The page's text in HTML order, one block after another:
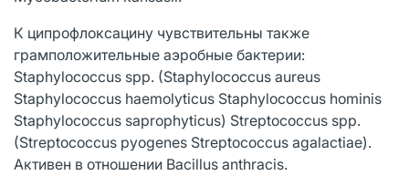
К ципрофлоксацину чувствительны также
грамположительные аэробные бактерии:
Staphylococcus spp. (Staphylococcus aureus
Staphylococcus haemolyticus Staphylococcus hominis
Staphylococcus saprophyticus) Streptococcus spp.
(Streptococcus pyogenes Streptococcus agalactiae).
Активен в отношении Bacillus anthracis.